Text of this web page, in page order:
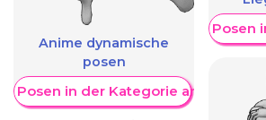
Anime dynamische
posen
Posen in der Kategorie anzeigen
Weitere